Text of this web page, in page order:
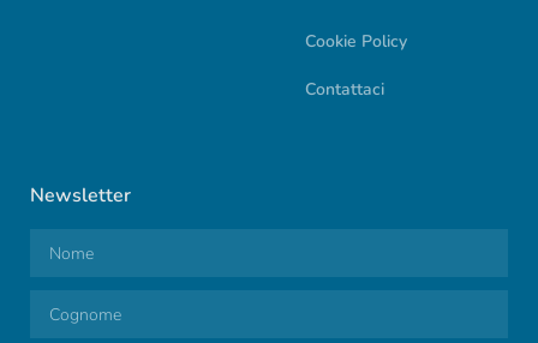
Cookie Policy
Contattaci
Newsletter